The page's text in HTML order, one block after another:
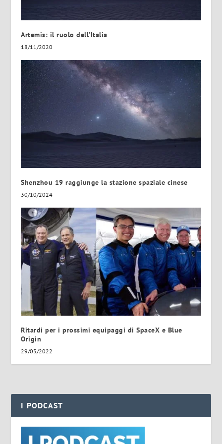
Artemis: il ruolo dell’Italia
18/11/2020
Shenzhou 19 raggiunge la stazione spaziale cinese
30/10/2024
Ritardi per i prossimi equipaggi di SpaceX e Blue
Origin
29/03/2022
I PODCAST